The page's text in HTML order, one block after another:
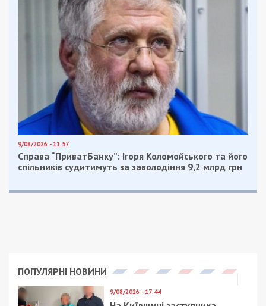
Кировоградская область – 207 случаев /
60 прививок;
Луганская область – 72 случая / 250
прививок;
Львовская область – 720 случаев / 150
прививок;
Николаевская область – 416 случаев / 40
прививок;
Одесская область – 623 случая / 70
прививок;
Полтавская область – 297 случаев / 100
Ровенская область – 277 случаев / 150
70 прививок;
Харьковская область – 1374 случая / 100
прививок;